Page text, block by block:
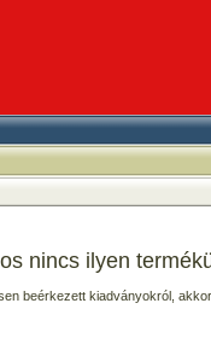
nincs ilyen
beérkezett kiadványokról,